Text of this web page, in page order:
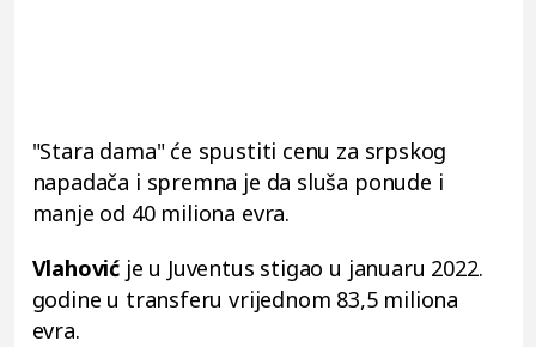
"Stara dama" će spustiti cenu za srpskog
napadača i spremna je da sluša ponude i
manje od 40 miliona evra.
Vlahović je u Juventus stigao u januaru 2022.
godine u transferu vrijednom 83,5 miliona
evra.